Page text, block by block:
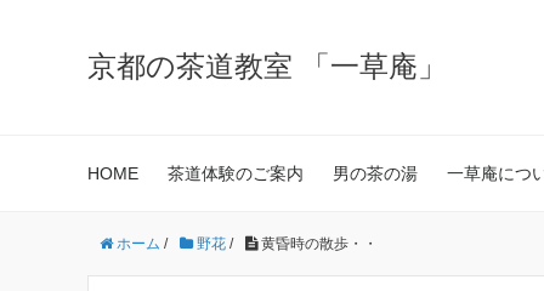
京都の茶道教室 「一草庵」
HOME 茶道体験のご案内 男の茶の湯 一草庵につ
ホーム / 野花 / 黄昏時の散歩・・